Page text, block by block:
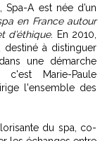
Spa-A est née d’un
en France autour
d’éthique. En 2010,
destiné à distinguer
une démarche
c'est Marie-Paule
l'ensemble des
du spa, co-